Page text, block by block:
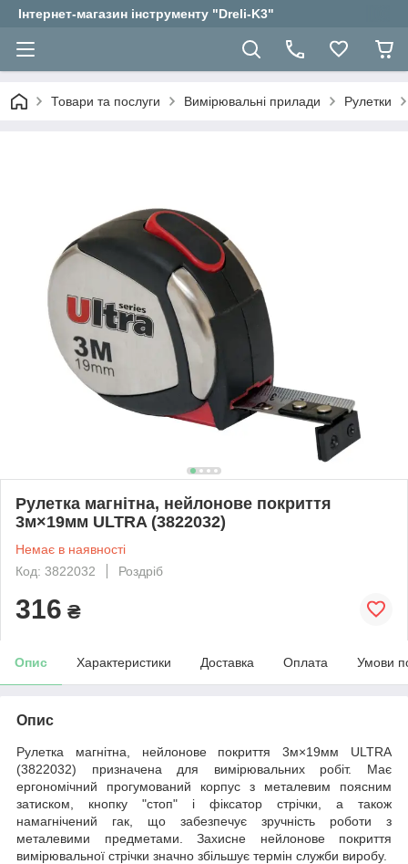
Інтернет-магазин інструменту "Dreli-K3"
Товари та послуги Вимірювальні прилади Рулетки
Рулетка магнітна, нейлонове покриття
3м×19мм ULTRA (3822032)
Немає в наявності
Код: 3822032
Роздріб
316 ₴
Опис Характеристики Доставка Оплата Умови
Опис
Рулетка магнітна, нейлонове покриття 3м×19мм ULTRA
(3822032) призначена для вимірювальних робіт. Має
ергономічний прогумований корпус з металевим поясним
затиском, кнопку "стоп" і фіксатор стрічки, а також
намагнічений гак, що забезпечує зручність роботи з
металевими предметами. Захисне нейлонове покриття
вимірювальної стрічки значно збільшує термін служби виробу.